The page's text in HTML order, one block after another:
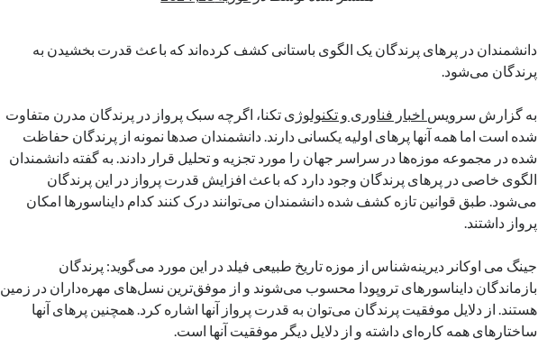
دانشمندان در پرهای پرندگان یک الگوی باستانی کشف کرده‌اند که باعث قدرت بخشیدن به
پرندگان می‌شود.
به گزارش سرویس اخبار فناوری و تکنولوژی تکنا، اگرچه سبک پرواز در پرندگان مدرن متفاوت
شده است اما همه آنها پرهای اولیه یکسانی دارند. دانشمندان صدها نمونه از پرندگان حفاظت
شده در مجموعه موزه‌ها در سراسر جهان را مورد تجزیه و تحلیل قرار دادند. به گفته دانشمندان
الگوی خاصی در پرهای پرندگان وجود دارد که باعث افزایش قدرت پرواز در این پرندگان
می‌شود. طبق قوانین تازه کشف شده دانشمندان می‌توانند درک کنند کدام دایناسورها امکان
پرواز داشتند.
جینگ می اوکانر دیرینه‌شناس از موزه تاریخ طبیعی فیلد در این مورد می‌گوید: پرندگان
بازماندگان دایناسورهای تروپودا محسوب می‌شوند و از موفق‌ترین نسل‌های مهره‌داران در زمین
هستند. از دلایل موفقیت پرندگان می‌توان به قدرت پرواز آنها اشاره کرد. همچنین پرهای آنها
ساختارهای همه کاره‌ای داشته و از دلایل دیگر موفقیت آنها است.